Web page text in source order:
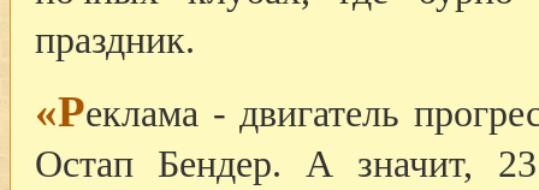
праздник.
«Реклама - двигатель
Остап Бендер. А значит,